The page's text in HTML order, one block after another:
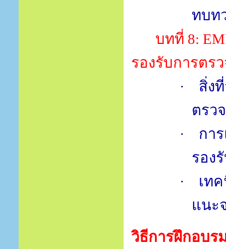
ทบท
บทที่ 8:
รองรับการตร
·
สิ่ง
ตรว
·
กา
รอง
·
เท
แนะ
วิธีการฝึกอบร